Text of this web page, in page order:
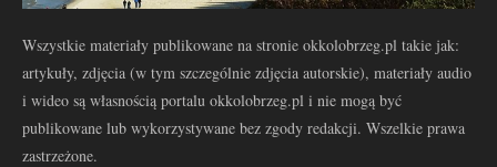
Wszystkie materiały publikowane na stronie okkolobrzeg.pl takie jak:
artykuły, zdjęcia (w tym szczególnie zdjęcia autorskie), materiały audio
i wideo są własnością portalu okkolobrzeg.pl i nie mogą być
publikowane lub wykorzystywane bez zgody redakcji. Wszelkie prawa
zastrzeżone.